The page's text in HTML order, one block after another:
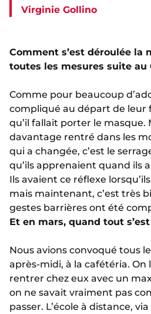
Virginie Gollino
Comment s’est déroulée la
toutes les mesures suite au
Comme pour beaucoup
compliqué au départ de leur
qu’il fallait porter le masque.
davantage rentré dans les
qui a changée, c’est le
qu’ils apprenaient quand ils
Ils avaient ce réflexe
mais maintenant, c’est très
gestes barrières ont été
Et en mars, quand tout
Nous avions convoqué tous
après-midi, à la cafétéria. On
rentrer chez eux avec un
on ne savait vraiment pas
passer. L’école à distance,